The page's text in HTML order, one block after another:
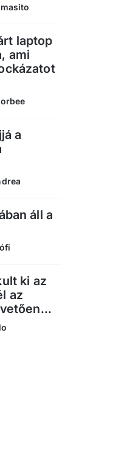
laptop
ami
a
áll a
ki az
az